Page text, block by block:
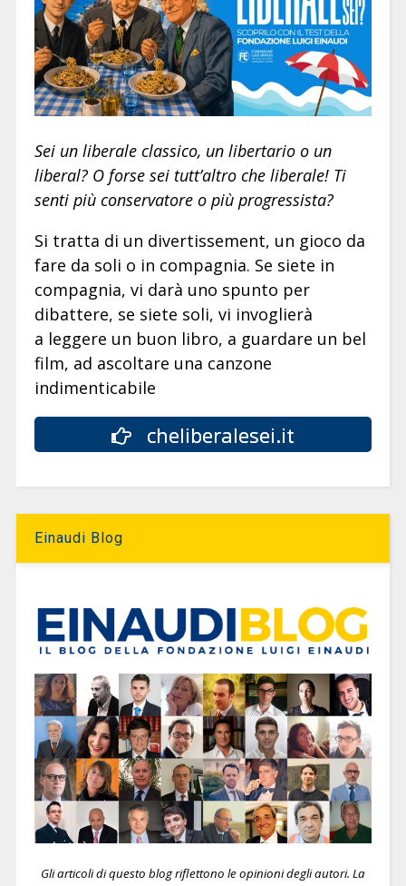
Sei un liberale classico, un libertario o un
liberal? O forse sei tutt’altro che liberale! Ti
senti più conservatore o più progressista?
Si tratta di un divertissement, un gioco da
fare da soli o in compagnia. Se siete in
compagnia, vi darà uno spunto per
dibattere, se siete soli, vi invoglierà
a leggere un buon libro, a guardare un bel
film, ad ascoltare una canzone
indimenticabile
cheliberalesei.it
Einaudi Blog
Gli articoli di questo blog riflettono le opinioni degli autori. La